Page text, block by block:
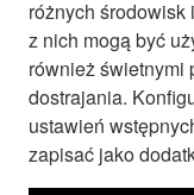
różnych środowisk
z nich mogą być
również świetnymi
dostrajania.
ustawień
zapisać jako